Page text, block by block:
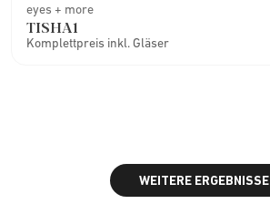
eyes + more
TISHA1
Komplettpreis inkl. Gläser
WEITERE ERGEBNISSE